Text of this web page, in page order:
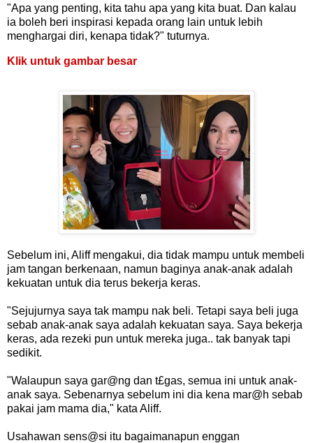
"Apa yang penting, kita tahu apa yang kita buat. Dan kalau
ia boleh beri inspirasi kepada orang lain untuk lebih
menghargai diri, kenapa tidak?" tuturnya.
Klik untuk gambar besar
Sebelum ini, Aliff mengakui, dia tidak mampu untuk membeli
jam tangan berkenaan, namun baginya anak-anak adalah
kekuatan untuk dia terus bekerja keras.
"Sejujurnya saya tak mampu nak beli. Tetapi saya beli juga
sebab anak-anak saya adalah kekuatan saya. Saya bekerja
keras, ada rezeki pun untuk mereka juga.. tak banyak tapi
sedikit.
"Walaupun saya gar@ng dan t£gas, semua ini untuk anak-
anak saya. Sebenarnya sebelum ini dia kena mar@h sebab
pakai jam mama dia," kata Aliff.
Usahawan sens@si itu bagaimanapun enggan